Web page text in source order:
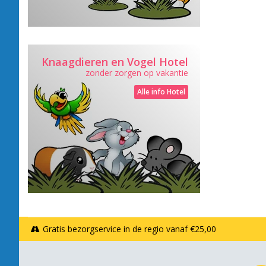
Knaagdieren en Vogel Hotel
zonder zorgen op vakantie
Alle info Hotel
Gratis bezorgservice in de regio vanaf €25,00